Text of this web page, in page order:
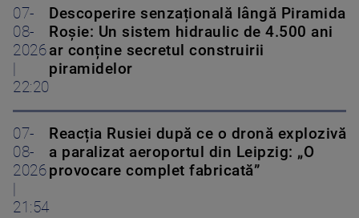
07-
08-
2026
22:20
Descoperire senzațională lângă Piramida
Roșie: Un sistem hidraulic de 4.500 ani
ar conține secretul construirii
piramidelor
07-
08-
2026
21:54
Reacția Rusiei după ce o dronă explozivă
a paralizat aeroportul din Leipzig: „O
provocare complet fabricată”